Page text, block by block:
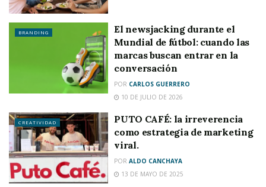
BRANDING
El newsjacking durante el
Mundial de fútbol: cuando las
marcas buscan entrar en la
conversación
POR CARLOS GUERRERO
10 DE JULIO DE 2026
CREATIVIDAD
PUTO CAFÉ: la irreverencia
como estrategia de marketing
viral.
POR ALDO CANCHAYA
13 DE MAYO DE 2025